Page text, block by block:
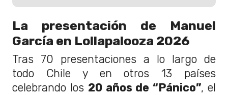
La presentación de Manuel
García en Lollapalooza 2026
Tras 70 presentaciones a lo largo de
todo Chile y en otros 13 países
celebrando los 20 años de “Pánico”, el